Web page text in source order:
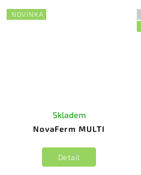
NOVINKA
NovaFerm MULTI
Skladem
Detail